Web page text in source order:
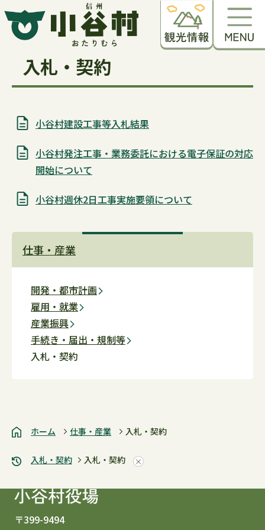
入札・契約
小谷村建設工事等入札結果
小谷村発注工事・業務委託における電子保証の対応
開始について
小谷村週休2日工事実施要領について
仕事・産業
開発・都市計画
雇用・就業
産業振興
手続き・届出・規制等
入札・契約
ホーム 仕事・産業 入札・契約
入札・契約 入札・契約
〒399-9494